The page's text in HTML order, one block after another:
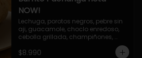
NOW!
Lechuga, porotos negros, pebre sin
aji, guacamole, choclo enredoso,
cebolla grillada, champiñones,
$8.990